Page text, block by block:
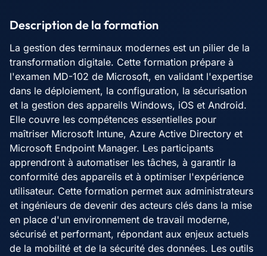
Description de la formation
La gestion des terminaux modernes est un pilier de la
transformation digitale. Cette formation prépare à
l'examen MD-102 de Microsoft, en validant l'expertise
dans le déploiement, la configuration, la sécurisation
et la gestion des appareils Windows, iOS et Android.
Elle couvre les compétences essentielles pour
maîtriser Microsoft Intune, Azure Active Directory et
Microsoft Endpoint Manager. Les participants
apprendront à automatiser les tâches, à garantir la
conformité des appareils et à optimiser l'expérience
utilisateur. Cette formation permet aux administrateurs
et ingénieurs de devenir des acteurs clés dans la mise
en place d'un environnement de travail moderne,
sécurisé et performant, répondant aux enjeux actuels
de la mobilité et de la sécurité des données. Les outils